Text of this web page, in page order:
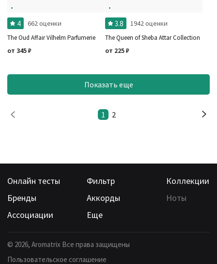
4 662 оценки
The Oud Affair Vilhelm Parfumerie
от 345₽
3.8 1942 оценки
The Queen of Sheba Attar Collection
от 225₽
Показать еще
1 2
Онлайн тесты Фильтр
Коллекции
Бренды
Аккорды
Ноты
Ассоциации
Еще
© 2026, Aromatrix Все права защищены
Пользовательское соглашение